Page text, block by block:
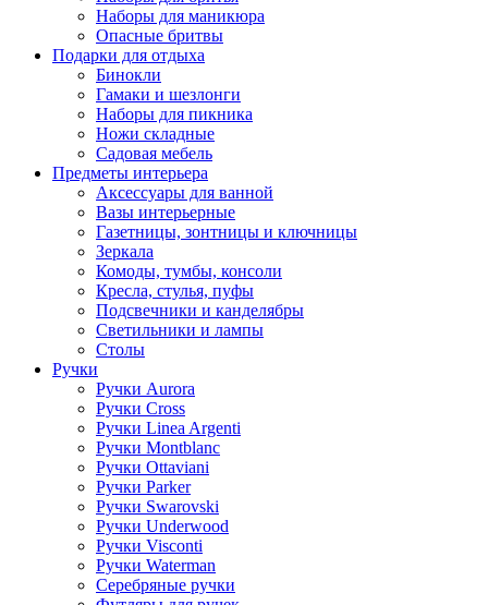
Наборы для маникюра
Опасные бритвы
Подарки для отдыха
Бинокли
Гамаки и шезлонги
Наборы для пикника
Ножи складные
Садовая мебель
Предметы интерьера
Аксессуары для ванной
Вазы интерьерные
Газетницы, зонтницы и ключницы
Зеркала
Комоды, тумбы, консоли
Кресла, стулья, пуфы
Подсвечники и канделябры
Светильники и лампы
Столы
Ручки
Ручки Aurora
Ручки Cross
Ручки Linea Argenti
Ручки Montblanc
Ручки Ottaviani
Ручки Parker
Ручки Swarovski
Ручки Underwood
Ручки Visconti
Ручки Waterman
Серебряные ручки